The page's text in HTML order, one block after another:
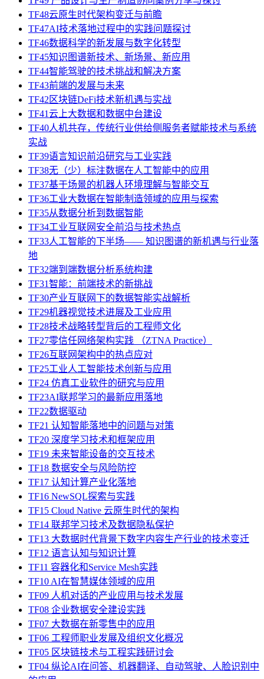
TF48云原生时代架构变迁与前瞻
TF47AI技术落地过程中的实践问题探讨
TF46数据科学的新发展与数字化转型
TF45知识图谱新技术、新场景、新应用
TF44智能驾驶的技术挑战和解决方案
TF43前端的发展与未来
TF42区块链DeFi技术新机遇与实战
TF41云上大数据和数据中台建设
TF40人机共存，传统行业供给侧服务者赋能技术与系统
实战
TF39语言知识前沿研究与工业实践
TF38无（少）标注数据在人工智能中的应用
TF37基于场景的机器人环境理解与智能交互
TF36工业大数据在智能制造领域的应用与探索
TF35从数据分析到数据智能
TF34工业互联网安全前沿与技术热点
TF33人工智能的下半场—— 知识图谱的新机遇与行业落
地
TF32端到端数据分析系统构建
TF31智能：前端技术的新挑战
TF30产业互联网下的数据智能实战解析
TF29机器视觉技术进展及工业应用
TF28技术战略转型背后的工程师文化
TF27零信任网络架构实践 （ZTNA Practice）
TF26互联网架构中的热点应对
TF25工业人工智能技术创新与应用
TF24 仿真工业软件的研究与应用
TF23AI联邦学习的最新应用落地
TF22数据驱动
TF21 认知智能落地中的问题与对策
TF20 深度学习技术和框架应用
TF19 未来智能设备的交互技术
TF18 数据安全与风险防控
TF17 认知计算产业化落地
TF16 NewSQL探索与实践
TF15 Cloud Native 云原生时代的架构
TF14 联邦学习技术及数据隐私保护
TF13 大数据时代背景下数字内容生产行业的技术变迁
TF12 语言认知与知识计算
TF11 容器化和Service Mesh实践
TF10 AI在智慧媒体领域的应用
TF09 人机对话的产业应用与技术发展
TF08 企业数据安全建设实践
TF07 大数据在新零售中的应用
TF06 工程师职业发展及组织文化概况
TF05 区块链技术与工程实践研讨会
TF04 纵论AI在问答、机器翻译、自动驾驶、人脸识别中